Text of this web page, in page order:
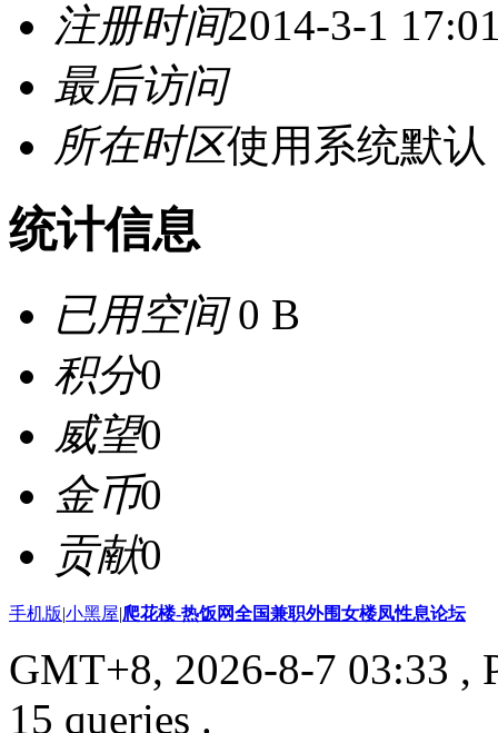
注册时间2014-3-1
最后访问
所在时区使用系统默认
统计信息
已用空间0 B
积分0
威望0
金币0
贡献0
手机版|小黑屋|爬花楼-热饭网全国兼职外围女楼凤性息论坛
GMT+8, 2026-8-7 03:33 ,
15 queries .